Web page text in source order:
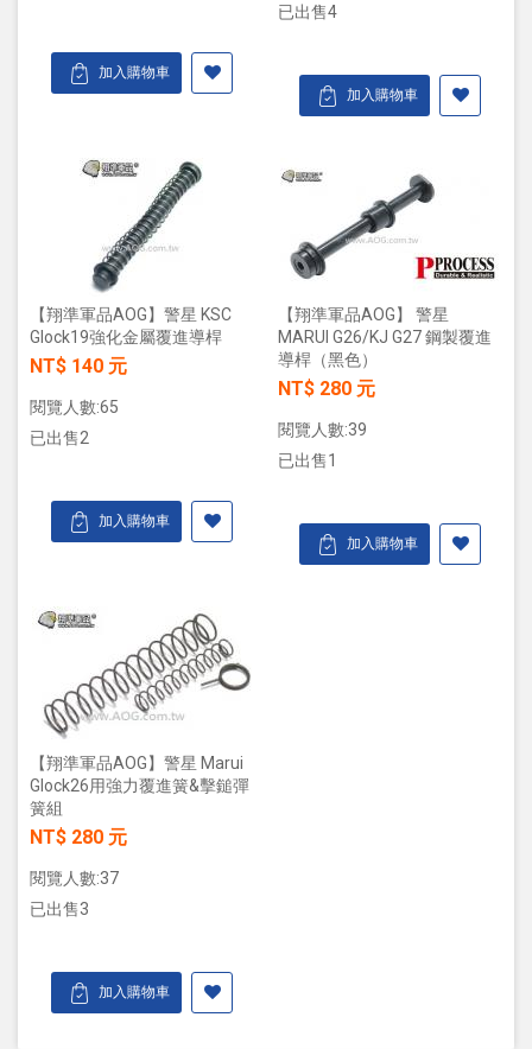
加入購物車
已出售4
加入購物車
【翔準軍品AOG】警星 KSC
Glock19強化金屬覆進導桿
NT$ 140 元
閱覽人數:65
已出售2
加入購物車
【翔準軍品AOG】 警星
MARUI G26/KJ G27 鋼製覆進
導桿（黑色）
NT$ 280 元
閱覽人數:39
已出售1
加入購物車
【翔準軍品AOG】警星 Marui
Glock26用強力覆進簧&擊鎚彈
簧組
NT$ 280 元
閱覽人數:37
已出售3
加入購物車